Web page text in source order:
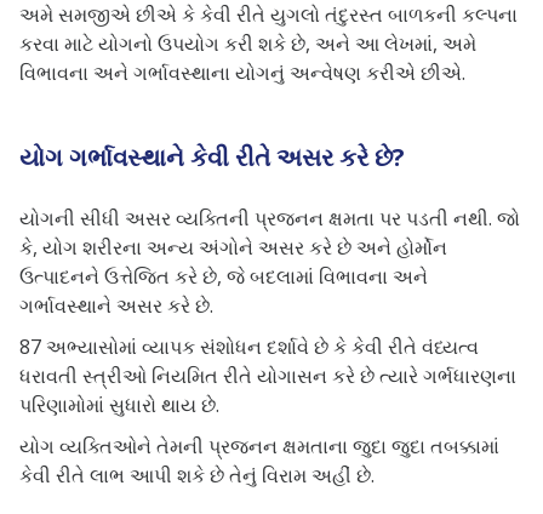
અમે સમજીએ છીએ કે કેવી રીતે યુગલો તંદુરસ્ત બાળકની કલ્પના
કરવા માટે યોગનો ઉપયોગ કરી શકે છે, અને આ લેખમાં, અમે
વિભાવના અને ગર્ભાવસ્થાના યોગનું અન્વેષણ કરીએ છીએ.
યોગ ગર્ભાવસ્થાને કેવી રીતે અસર કરે છે?
યોગની સીધી અસર વ્યક્તિની પ્રજનન ક્ષમતા પર પડતી નથી. જો
કે, યોગ શરીરના અન્ય અંગોને અસર કરે છે અને હોર્મોન
ઉત્પાદનને ઉત્તેજિત કરે છે, જે બદલામાં વિભાવના અને
ગર્ભાવસ્થાને અસર કરે છે.
87 અભ્યાસોમાં વ્યાપક સંશોધન દર્શાવે છે કે કેવી રીતે વંધ્યત્વ
ધરાવતી સ્ત્રીઓ નિયમિત રીતે યોગાસન કરે છે ત્યારે ગર્ભધારણના
પરિણામોમાં સુધારો થાય છે.
યોગ વ્યક્તિઓને તેમની પ્રજનન ક્ષમતાના જુદા જુદા તબક્કામાં
કેવી રીતે લાભ આપી શકે છે તેનું વિરામ અહીં છે.